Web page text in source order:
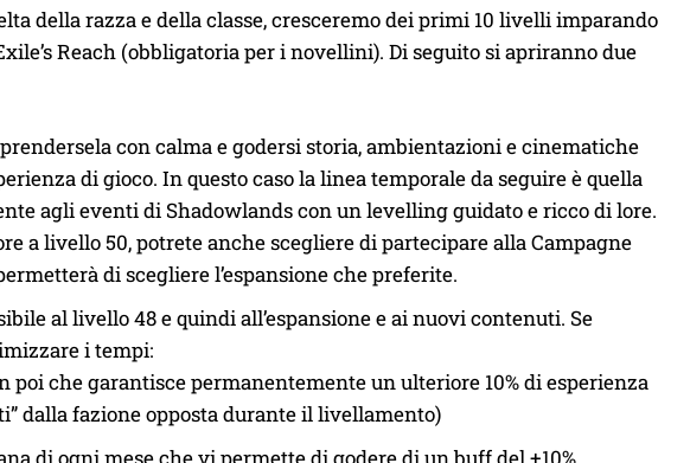
della razza e della classe, cresceremo dei primi 10 livelli imparando
Reach (obbligatoria per i novellini). Di seguito si apriranno due
con calma e godersi storia, ambientazioni e cinematiche
di gioco. In questo caso la linea temporale da seguire è quella
agli eventi di Shadowlands con un levelling guidato e ricco di lore.
a livello 50, potrete anche scegliere di partecipare alla Campagne
di scegliere l’espansione che preferite.
al livello 48 e quindi all’espansione e ai nuovi contenuti. Se
i tempi:
poi che garantisce permanentemente un ulteriore 10% di esperienza
dalla fazione opposta durante il livellamento)
di ogni mese che vi permette di godere di un buff del +10%